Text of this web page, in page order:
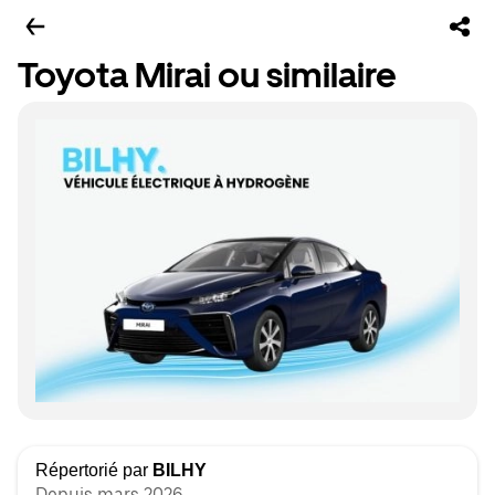
Toyota Mirai ou similaire
Répertorié par BILHY